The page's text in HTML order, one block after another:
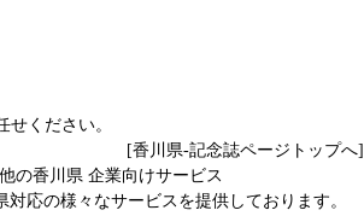
せください。
[香川県-記念誌ページトップへ]
の香川県 企業向けサービス
対応の様々なサービスを提供しております。